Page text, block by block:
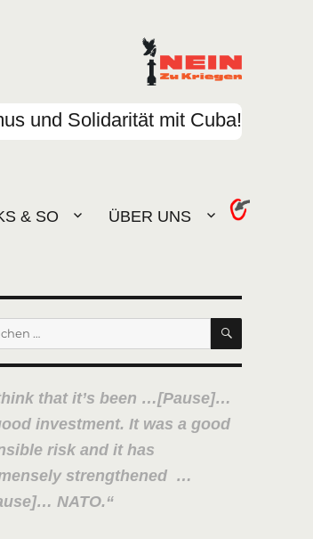
und Solidarität mit Cuba!
& SO ÜBER UNS
SUCHEN
that it’s been …[Pause]…
investment. It was a good
risk and it has
strengthened …
NATO.